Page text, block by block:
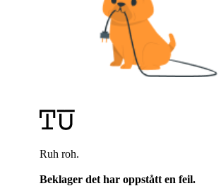
Ruh roh.
Beklager det har oppstått en feil.